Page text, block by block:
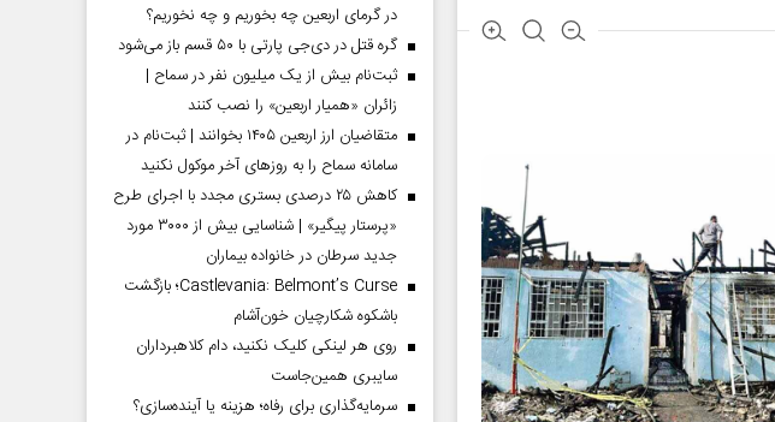
در گرمای اربعین چه بخوریم و چه نخوریم؟
گره قتل در دی‌جی پارتی با ۵۰ قسم باز می‌شود
ثبت‌نام بیش از یک میلیون نفر در سماح |
زائران «همیار اربعین» را نصب کنند
متقاضیان ارز اربعین ۱۴۰۵ بخوانند | ثبت‌نام در
سامانه سماح را به روز‌های آخر موکول نکنید
کاهش ۲۵ درصدی بستری مجدد با اجرای طرح
«پرستار پیگیر» | شناسایی بیش از ۳۰۰۰ مورد
جدید سرطان در خانواده بیماران
Castlevania: Belmont’s Curse؛ بازگشت
باشکوه شکارچیان خون‌آشام
روی هر لینکی کلیک نکنید، دام کلاهبرداران
سایبری همین‌جاست
سرمایه‌گذاری برای رفاه؛ هزینه یا آینده‌سازی؟